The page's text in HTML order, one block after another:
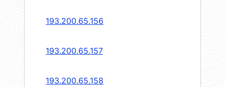
193.200.65.156
193.200.65.157
193.200.65.158